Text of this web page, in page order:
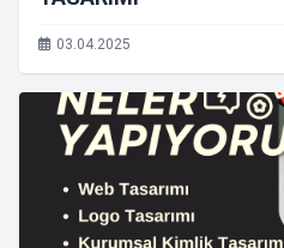
03.04.2025